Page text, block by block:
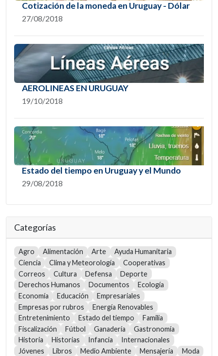
Cotización de la moneda en Uruguay - Dólar
27/08/2018
AEROLINEAS EN URUGUAY
19/10/2018
Estado del tiempo en Uruguay y el Mundo
29/08/2018
Categorías
Agro Alimentación Arte
Ayuda Humanitaria
Ciencia
Clima y Meteorología
Cooperativas
Correos
Cultura Defensa
Deporte
Derechos Humanos
Documentos
Ecología
Economía
Educación
Empresariales
Empresas por rubros
Energía Renovables
Entretenimiento
Estado del tiempo
Familia
Fiscalización
Fútbol Ganadería
Gastronomía
Historia
Historias Infancia
Internacionales
Jóvenes
Libros Medio Ambiente Mensajería
Moda